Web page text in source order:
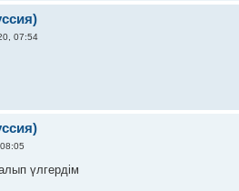
07:54
үлгердім